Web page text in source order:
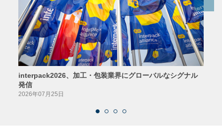
interpack2026、加工・包装業界にグローバルなシグナル
発信
2026年07月25日